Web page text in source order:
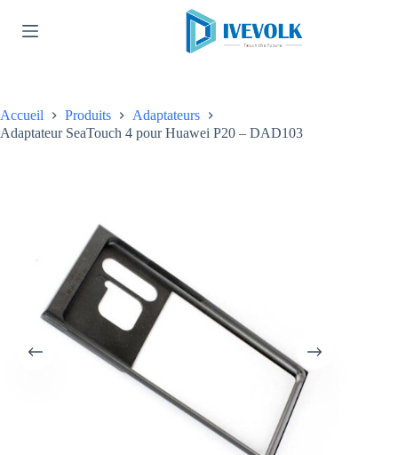
contenu
Accueil Produits
Adaptateurs
Adaptateur SeaTouch 4 pour Huawei P20 – DAD103